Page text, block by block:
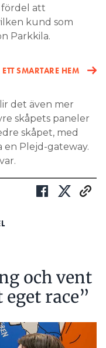
fördel att
kund som
Parkkila.
SMARTARE HEM
det även mer
skåpets paneler
skåpet, med
Plejd-gateway.
och vent
race”